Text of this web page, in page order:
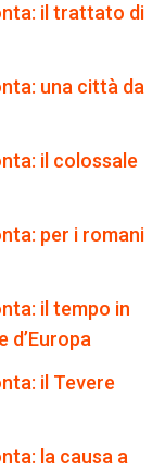
il trattato di
una città da
il colossale
per i romani
il tempo in
d’Europa
il Tevere
la causa a